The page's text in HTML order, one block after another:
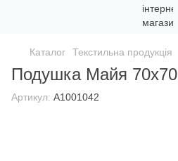
Каталог Текстильна продукція
Подушка Майя 70х70
Артикул: A1001042